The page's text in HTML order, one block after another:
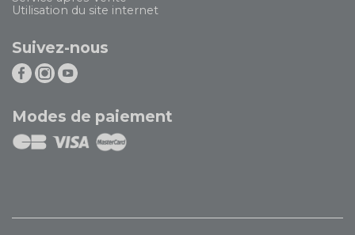
Utilisation du site internet
Suivez-nous
Modes de paiement